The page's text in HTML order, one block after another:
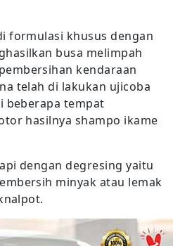
formulasi khusus dengan
busa melimpah
kendaraan
telah di lakukan ujicoba
beberapa tempat
hasilnya shampo ikame
dengan degresing yaitu
minyak atau lemak